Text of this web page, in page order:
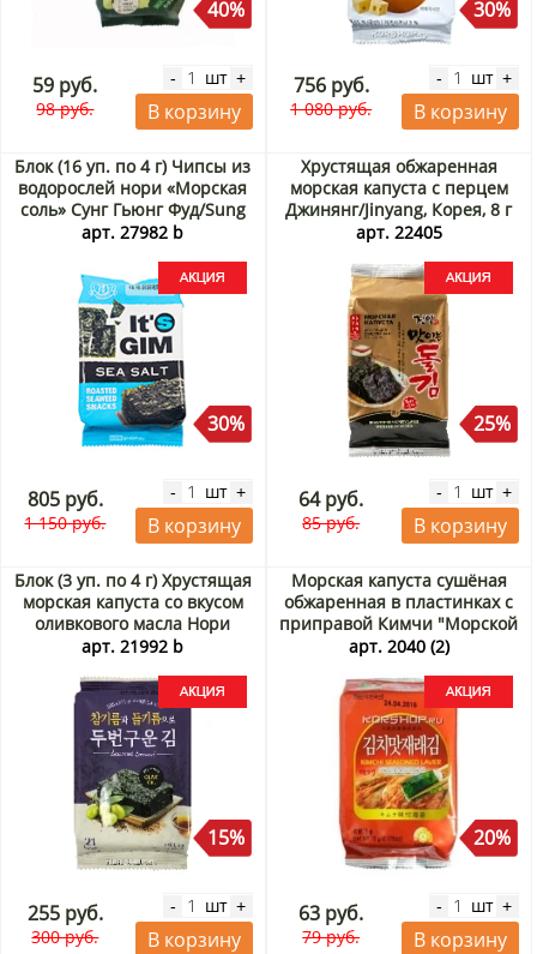
40%
59 руб.
98 руб.
- шт +
В корзину
30%
756 руб.
1 080 руб.
- шт +
В корзину
Блок (16 уп. по 4 г) Чипсы из
водорослей нори «Морская
соль» Сунг Гьюнг Фуд/Sung
Gyung Food, Корея, 4 г х 16
арт. 27982 b
30%
805 руб.
1 150 руб.
- шт +
В корзину
Хрустящая обжаренная
морская капуста с перцем
Джинянг/Jinyang, Корея, 8 г
Акция
арт. 22405
25%
64 руб.
85 руб.
- шт +
В корзину
Блок (3 уп. по 4 г) Хрустящая
морская капуста со вкусом
оливкового масла Нори
Лэнд / Nori Land, Корея, 4 г х
арт. 21992 b
15%
255 руб.
300 руб.
- шт +
В корзину
Морская капуста сушёная
обжаренная в пластинках с
приправой Кимчи "Морской
друг", Корея, 5 г Акция
арт. 2040 (2)
20%
63 руб.
79 руб.
- шт +
В корзину